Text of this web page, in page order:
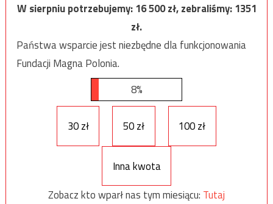
W sierpniu potrzebujemy:16 500zł, zebraliśmy:1351
zł.
Państwa wsparcie jest niezbędne dla funkcjonowania
Fundacji Magna Polonia.
8%
30 zł 50 zł 100 zł
Inna kwota
Zobacz kto wparł nas tym miesiącu: Tutaj